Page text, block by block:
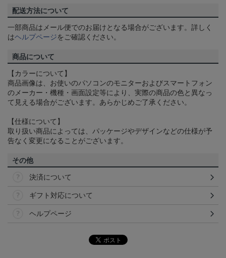
配送方法について
一部商品はメール便でのお届けとなる場合がございます。詳しく
はヘルプページをご確認ください。
商品について
【カラーについて】
商品画像は、お使いのパソコンのモニターおよびスマートフォン
のメーカー・機種・画面設定等により、実際の商品の色と異なっ
て見える場合がございます。あらかじめご了承ください。
【仕様について】
取り扱い商品によっては、パッケージやデザインなどの仕様が予
告なく変更になることがございます。
その他
決済について
ギフト対応について
ヘルプページ